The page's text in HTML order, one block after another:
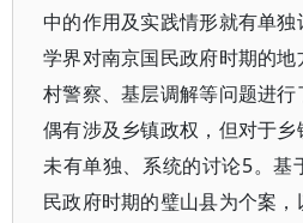
中的作用及实践情形就有单独
学界对南京国民政府时期的
村警察、基层调解等问题进
偶有涉及乡镇政权，但对于
未有单独、系统的讨论5。基
民政府时期的璧山县为个案